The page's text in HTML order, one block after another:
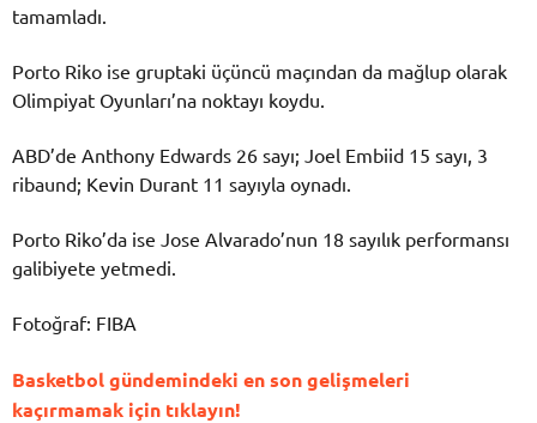
tamamladı.
Porto Riko ise gruptaki üçüncü maçından da mağlup olarak
Olimpiyat Oyunları’na noktayı koydu.
ABD’de Anthony Edwards 26 sayı; Joel Embiid 15 sayı, 3
ribaund; Kevin Durant 11 sayıyla oynadı.
Porto Riko’da ise Jose Alvarado’nun 18 sayılık performansı
galibiyete yetmedi.
Fotoğraf: FIBA
Basketbol gündemindeki en son gelişmeleri
kaçırmamak için tıklayın!